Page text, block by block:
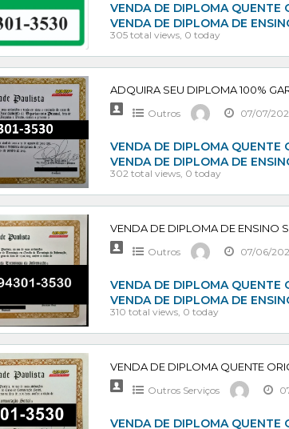
VENDA DE DIPLOMA QUENTE
VENDA DE DIPLOMA DE
305 total views, 0 today
Outros 07/07/
VENDA DE DIPLOMA QUENTE
VENDA DE DIPLOMA DE
302 total views, 0 today
Outros 07/06/
VENDA DE DIPLOMA QUENTE
VENDA DE DIPLOMA DE
310 total views, 0 today
Outros Serviços
VENDA DE DIPLOMA QUENTE